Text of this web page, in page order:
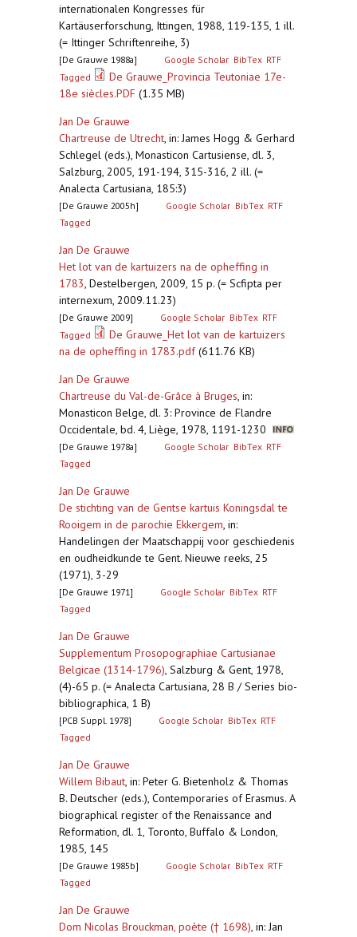
internationalen Kongresses für
Kartäuserforschung, Ittingen, 1988, 119-135, 1 ill.
(= Ittinger Schriftenreihe, 3)
[De Grauwe 1988a] Google Scholar BibTex RTF
Tagged
De Grauwe_Provincia Teutoniae 17e-
18e siècles.PDF (1.35 MB)
Jan De Grauwe
Chartreuse de Utrecht, in: James Hogg & Gerhard
Schlegel (eds.), Monasticon Cartusiense, dl. 3,
Salzburg, 2005, 191-194, 315-316, 2 ill. (=
Analecta Cartusiana, 185:3)
[De Grauwe 2005h] Google Scholar BibTex RTF
Tagged
Jan De Grauwe
Het lot van de kartuizers na de opheffing in
1783, Destelbergen, 2009, 15 p. (= Scfipta per
internexum, 2009.11.23)
[De Grauwe 2009] Google Scholar BibTex RTF
Tagged
De Grauwe_Het lot van de kartuizers
na de opheffing in 1783.pdf(611.76 KB)
Jan De Grauwe
Chartreuse du Val-de-Grâce à Bruges, in:
Monasticon Belge, dl. 3: Province de Flandre
Occidentale, bd. 4, Liège, 1978, 1191-1230
[De Grauwe 1978a] Google Scholar BibTex RTF
Tagged
Jan De Grauwe
De stichting van de Gentse kartuis Koningsdal te
Rooigem in de parochie Ekkergem, in:
Handelingen der Maatschappij voor geschiedenis
en oudheidkunde te Gent. Nieuwe reeks, 25
(1971), 3-29
[De Grauwe 1971] Google Scholar BibTex RTF
Tagged
Jan De Grauwe
Supplementum Prosopographiae Cartusianae
Belgicae (1314-1796), Salzburg & Gent, 1978,
(4)-65 p. (= Analecta Cartusiana, 28 B / Series bio-
bibliographica, 1 B)
[PCB Suppl. 1978] Google Scholar BibTex RTF
Tagged
Jan De Grauwe
Willem Bibaut, in: Peter G. Bietenholz & Thomas
B. Deutscher (eds.), Contemporaries of Erasmus. A
biographical register of the Renaissance and
Reformation, dl. 1, Toronto, Buffalo & London,
1985, 145
[De Grauwe 1985b] Google Scholar BibTex RTF
Tagged
Jan De Grauwe
Dom Nicolas Brouckman, poète († 1698), in: Jan